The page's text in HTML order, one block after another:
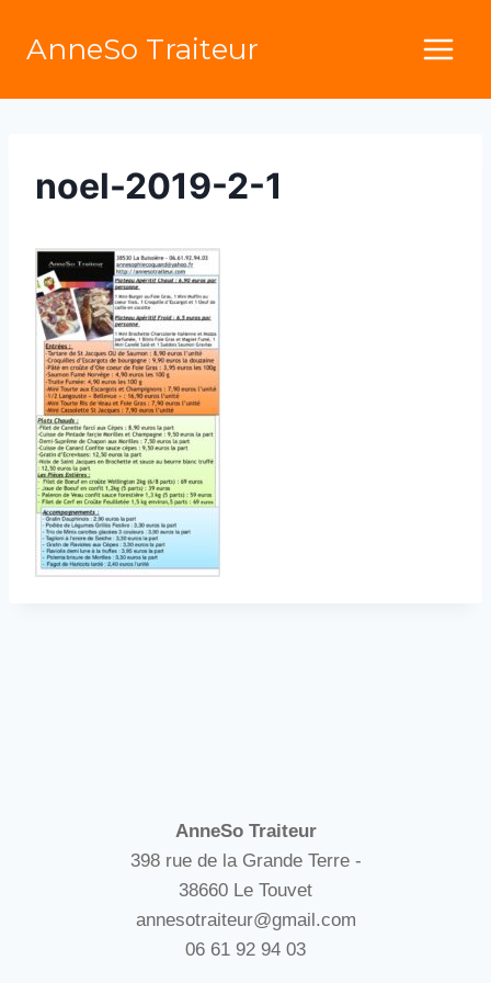
AnneSo Traiteur
noel-2019-2-1
AnneSo Traiteur
398 rue de la Grande Terre -
38660 Le Touvet
annesotraiteur@gmail.com
06 61 92 94 03